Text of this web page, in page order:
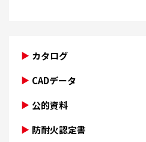
カタログ
CADデータ
公的資料
防耐火認定書